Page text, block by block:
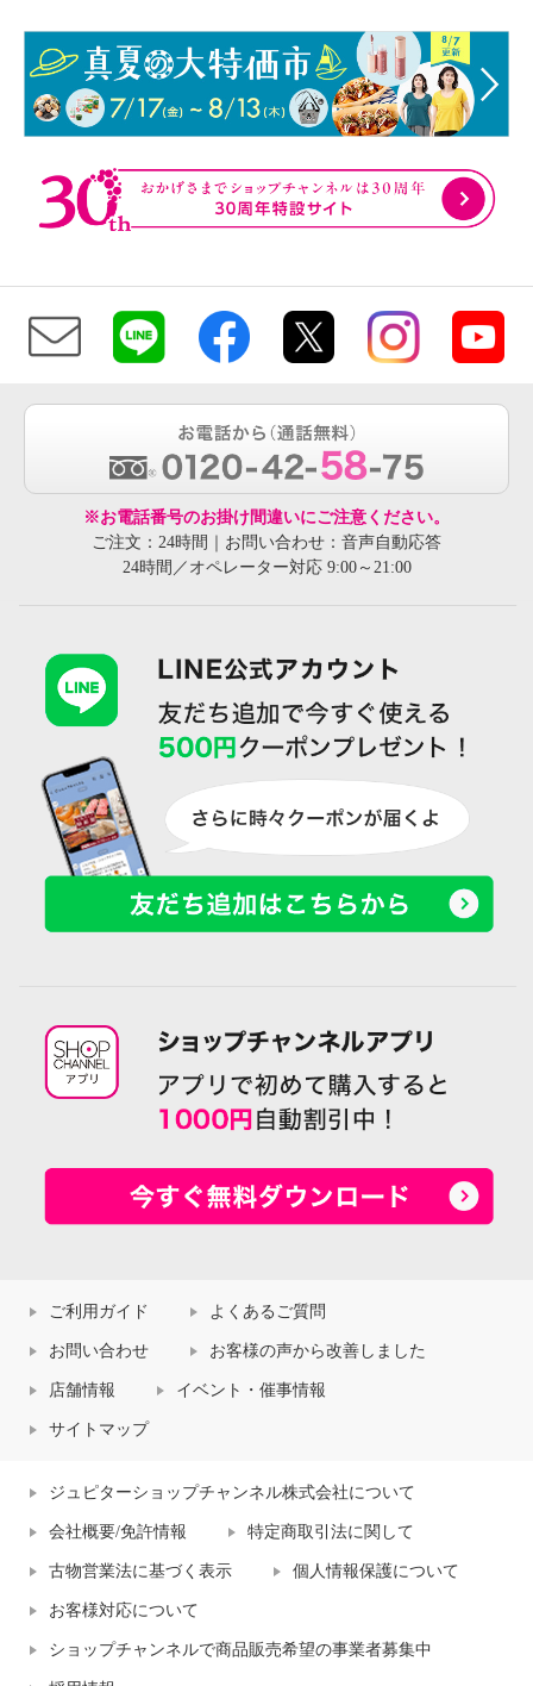
※お電話番号のお掛け間違いにご注意ください。
ご注文：24時間｜お問い合わせ：音声自動応答
24時間／オペレーター対応 9:00～21:00
ご利用ガイド よくあるご質問
お問い合わせ お客様の声から改善しました
店舗情報 イベント・催事情報
サイトマップ
ジュピターショップチャンネル株式会社について
会社概要/免許情報 特定商取引法に関して
古物営業法に基づく表示 個人情報保護について
お客様対応について
ショップチャンネルで商品販売希望の事業者募集中